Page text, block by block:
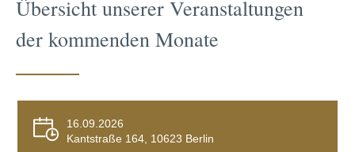
Übersicht unserer Veranstaltungen
der kommenden Monate
16.09.2026
Kantstraße 164, 10623 Berlin